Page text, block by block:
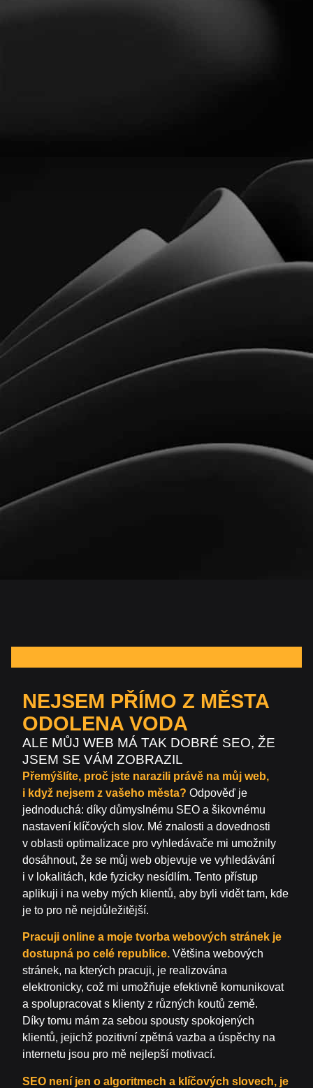
NEJSEM PŘÍMO Z MĚSTA
ODOLENA VODA
ALE MŮJ WEB MÁ TAK DOBRÉ SEO, ŽE
JSEM SE VÁM ZOBRAZIL
Přemýšlíte, proč jste narazili právě na můj web,
i když nejsem z vašeho města? Odpověď je
jednoduchá: díky důmyslnému SEO a šikovnému
nastavení klíčových slov. Mé znalosti a dovednosti
v oblasti optimalizace pro vyhledávače mi umožnily
dosáhnout, že se můj web objevuje ve vyhledávání
i v lokalitách, kde fyzicky nesídlím. Tento přístup
aplikuji i na weby mých klientů, aby byli vidět tam, kde
je to pro ně nejdůležitější.
Pracuji online a moje tvorba webových stránek je
dostupná po celé republice. Většina webových
stránek, na kterých pracuji, je realizována
elektronicky, což mi umožňuje efektivně komunikovat
a spolupracovat s klienty z různých koutů země.
Díky tomu mám za sebou spousty spokojených
klientů, jejichž pozitivní zpětná vazba a úspěchy na
internetu jsou pro mě nejlepší motivací.
SEO není jen o algoritmech a klíčových slovech, je